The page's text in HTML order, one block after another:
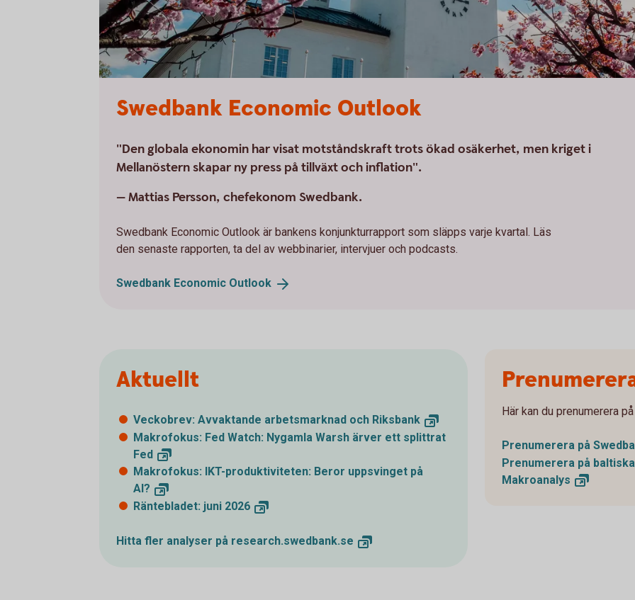
Swedbank Economic Outlook
"Den globala ekonomin har visat motståndskraft trots ökad osäkerhet, men kriget i
Mellanöstern skapar ny press på tillväxt och inflation".
— Mattias Persson, chefekonom Swedbank.
Swedbank Economic Outlook är bankens konjunkturrapport som släpps varje kvartal. Läs
den senaste rapporten, ta del av webbinarier, intervjuer och podcasts.
Swedbank Economic Outlook
Aktuellt
Veckobrev: Avvaktande arbetsmarknad och Riksbank
Makrofokus: Fed Watch: Nygamla Warsh ärver ett splittrat
Fed
Makrofokus: IKT-produktiviteten: Beror uppsvinget på
AI?
Räntebladet: juni 2026
Hitta fler analyser på research.swedbank.se
Här kan du prenumerera
Prenumerera på
Prenumerera på
Makroanalys